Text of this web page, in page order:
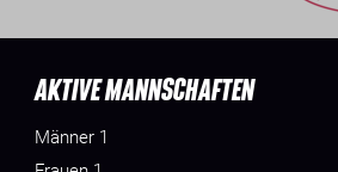
AKTIVE MANNSCHAFTEN
Männer 1